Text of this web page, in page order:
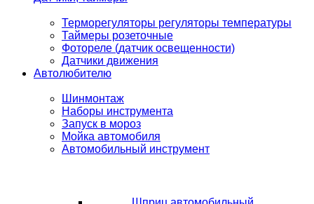
Терморегуляторы регуляторы температуры
Таймеры розеточные
Фотореле (датчик освещенности)
Датчики движения
Автолюбителю
Шинмонтаж
Наборы инструмента
Запуск в мороз
Мойка автомобиля
Автомобильный инструмент